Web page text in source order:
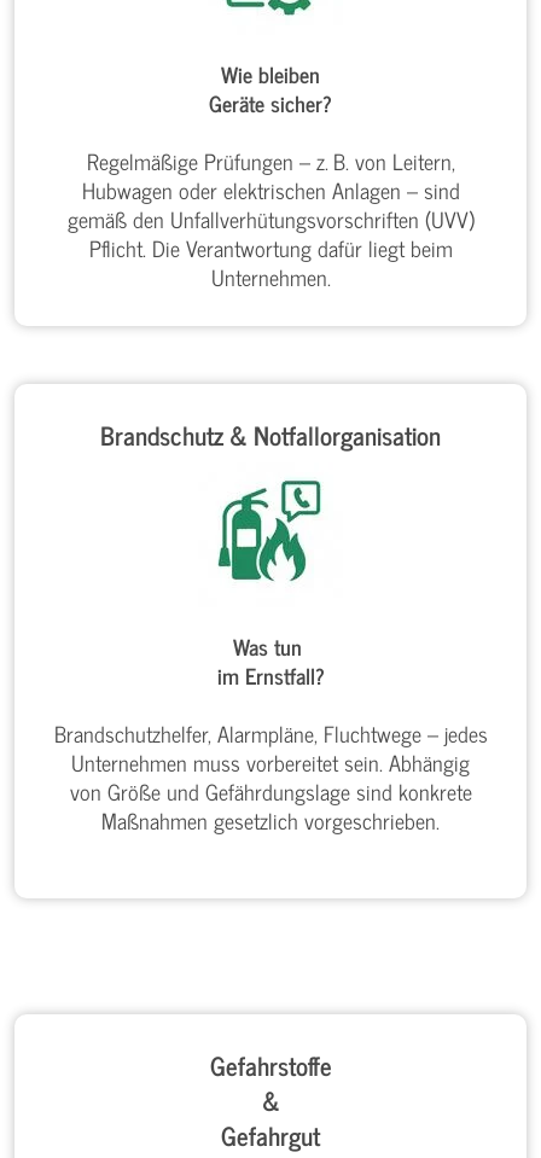
Wie bleiben
Geräte sicher?
Regelmäßige Prüfungen – z. B. von Leitern,
Hubwagen oder elektrischen Anlagen – sind
gemäß den Unfallverhütungsvorschriften (UVV)
Pflicht. Die Verantwortung dafür liegt beim
Unternehmen.
Brandschutz & Notfallorganisation
Was tun
im Ernstfall?
Brandschutzhelfer, Alarmpläne, Fluchtwege – jedes
Unternehmen muss vorbereitet sein. Abhängig
von Größe und Gefährdungslage sind konkrete
Maßnahmen gesetzlich vorgeschrieben.
Gefahrstoffe
&
Gefahrgut